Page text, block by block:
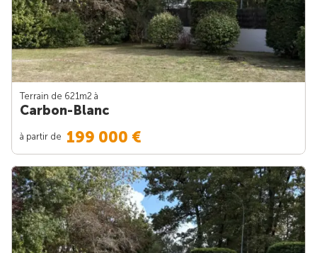
Terrain de 621m2 à
Carbon-Blanc
à partir de 199 000 €